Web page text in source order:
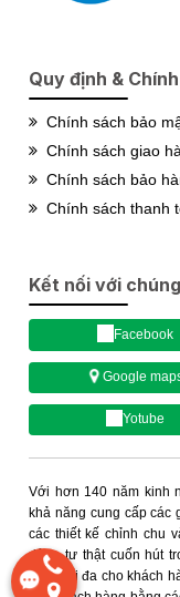
Quy định &
Chính sách bảo
Chính sách giao
Chính sách bảo
Chính sách thanh
Kết nối với
Facebook
Google
Yotube
Với hơn 140 năm kinh
khả năng cung cấp các
các thiết kế chỉnh chu
riêng tư thật cuốn hút
năng tối đa cho khách